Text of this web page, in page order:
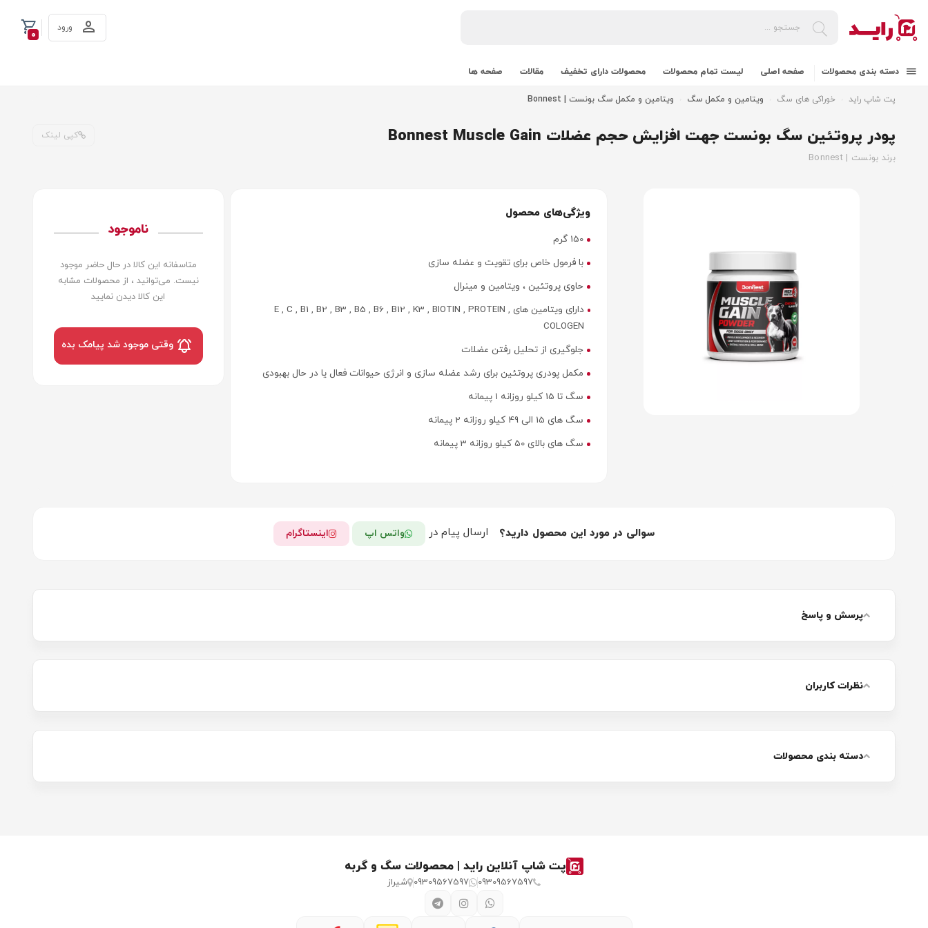
0
ورود
دسته بندی محصولات صفحه اصلی لیست تمام محصولات محصولات دارای تخفیف مقالات صفحه ها
پت شاپ راید خوراکی های سگ ویتامین و مکمل سگ ویتامین و مکمل سگ بونست | Bonnest
پودر پروتئین سگ بونست جهت افزایش حجم عضلات Bonnest Muscle Gain کپی لینک
برند بونست | Bonnest
ویژگی‌های محصول
150 گرم
با فرمول خاص برای تقویت و عضله سازی
حاوی پروتئین ، ویتامین و مینرال
دارای ویتامین های E , C , B1 , B2 , B3 , B5 , B6 , B12 , K3 , BIOTIN , PROTEIN ,
COLOGEN
جلوگیری از تحلیل رفتن عضلات
مکمل پودری پروتئین برای رشد عضله سازی و انرژی حیوانات فعال یا در حال بهبودی
سگ تا 15 کیلو روزانه 1 پیمانه
سگ های 15 الی 49 کیلو روزانه 2 پیمانه
سگ های بالای 50 کیلو روزانه 3 پیمانه
ناموجود
متاسفانه این کالا در حال حاضر موجود
نیست. می‌توانید ، از محصولات مشابه
این کالا دیدن نمایید
وقتی موجود شد پیامک بده
سوالی در مورد این محصول دارید؟ ارسال پیام در واتس اپ اینستاگرام
پرسش و پاسخ
نظرات کاربران
دسته بندی محصولات
پت شاپ آنلاین راید | محصولات سگ و گربه
09309567597
09309567597 شیراز